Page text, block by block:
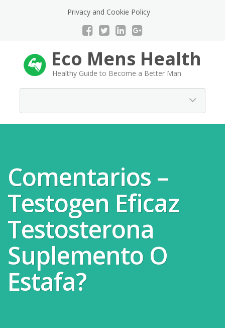
Privacy and Cookie Policy
Eco Mens Health
Healthy Guide to Become a Better Man
Comentarios –
Testogen Eficaz
Testosterona
Suplemento O
Estafa?